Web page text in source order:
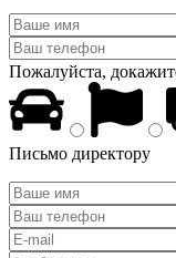
Пожалуйста,
Письмо директору